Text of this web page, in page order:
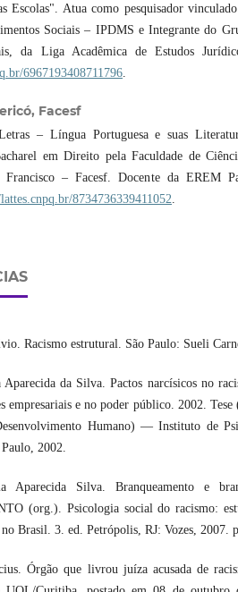
Escolas". Atua como pesquisador
Sociais – IPDMS e Integrante do
da Liga Acadêmica de Estudos
6967193408711796
Facesf
– Língua Portuguesa e suas
em Direito pela Faculdade de
Francisco – Facesf. Docente da EREM
8734736339411052
Racismo estrutural. São Paulo: Sueli
da Silva. Pactos narcísicos no
empresariais e no poder público. 2002.
Humano) — Instituto de
2002.
Aparecida Silva. Branqueamento e
(org.). Psicologia social do racismo:
Brasil. 3. ed. Petrópolis, RJ: Vozes, 2007.
Órgão que livrou juíza acusada de